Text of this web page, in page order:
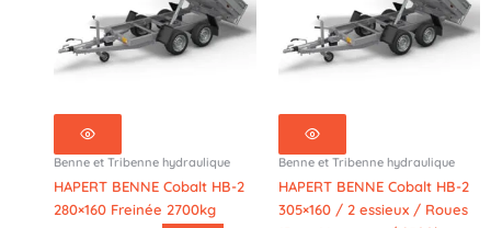
Benne et Tribenne hydraulique
HAPERT BENNE Cobalt HB-2
280×160 Freinée 2700kg
Benne et Tribenne hydraulique
HAPERT BENNE Cobalt HB-2
305×160 / 2 essieux / Roues